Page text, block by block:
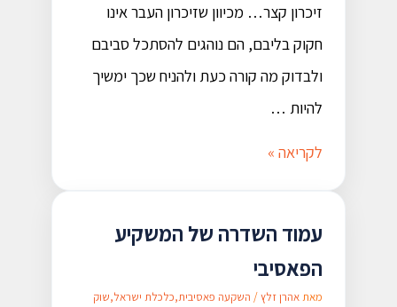
זיכרון קצר… מכיוון שזיכרון העבר אינו
חקוק בליבם, הם נוהגים להסתכל סביבם
ולבדוק מה קורה כעת ולהניח שכך ימשיך
להיות …
לקריאה »
עמוד השדרה של המשקיע
הפאסיבי​
מאתאהרן זלץ/השקעה פאסיבית,כלכלת ישראל,שוק